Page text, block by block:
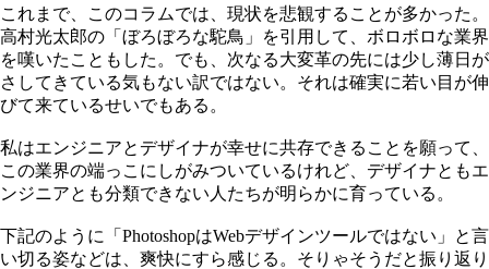
これまで、このコラムでは、現状を悲観することが多かった。
高村光太郎の「ぼろぼろな駝鳥」を引用して、ボロボロな業界
を嘆いたこともした。でも、次なる大変革の先には少し薄日が
さしてきている気もない訳ではない。それは確実に若い目が伸
びて来ているせいでもある。
私はエンジニアとデザイナが幸せに共存できることを願って、
この業界の端っこにしがみついているけれど、デザイナともエ
ンジニアとも分類できない人たちが明らかに育っている。
下記のように「PhotoshopはWebデザインツールではない」と言
い切る姿などは、爽快にすら感じる。そりゃそうだと振り返り